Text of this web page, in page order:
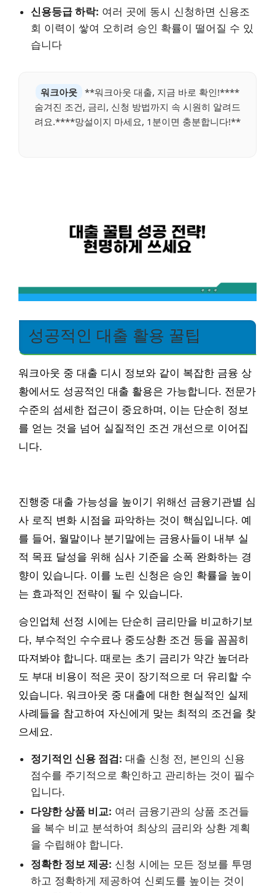
신용등급 하락: 여러 곳에 동시 신청하면 신용조
회 이력이 쌓여 오히려 승인 확률이 떨어질 수 있
습니다
워크아웃 **워크아웃 대출, 지금 바로 확인!****
숨겨진 조건, 금리, 신청 방법까지 속 시원히 알려드
려요.****망설이지 마세요, 1분이면 충분합니다!**
성공적인 대출 활용 꿀팁
워크아웃 중 대출 디시 정보와 같이 복잡한 금융 상
황에서도 성공적인 대출 활용은 가능합니다. 전문가
수준의 섬세한 접근이 중요하며, 이는 단순히 정보
를 얻는 것을 넘어 실질적인 조건 개선으로 이어집
니다.
진행중 대출 가능성을 높이기 위해선 금융기관별 심
사 로직 변화 시점을 파악하는 것이 핵심입니다. 예
를 들어, 월말이나 분기말에는 금융사들이 내부 실
적 목표 달성을 위해 심사 기준을 소폭 완화하는 경
향이 있습니다. 이를 노린 신청은 승인 확률을 높이
는 효과적인 전략이 될 수 있습니다.
승인업체 선정 시에는 단순히 금리만을 비교하기보
다, 부수적인 수수료나 중도상환 조건 등을 꼼꼼히
따져봐야 합니다. 때로는 초기 금리가 약간 높더라
도 부대 비용이 적은 곳이 장기적으로 더 유리할 수
있습니다. 워크아웃 중 대출에 대한 현실적인 실제
사례들을 참고하여 자신에게 맞는 최적의 조건을 찾
으세요.
정기적인 신용 점검: 대출 신청 전, 본인의 신용
점수를 주기적으로 확인하고 관리하는 것이 필수
입니다.
다양한 상품 비교: 여러 금융기관의 상품 조건들
을 복수 비교 분석하여 최상의 금리와 상환 계획
을 수립해야 합니다.
정확한 정보 제공: 신청 시에는 모든 정보를 투명
하고 정확하게 제공하여 신뢰도를 높이는 것이